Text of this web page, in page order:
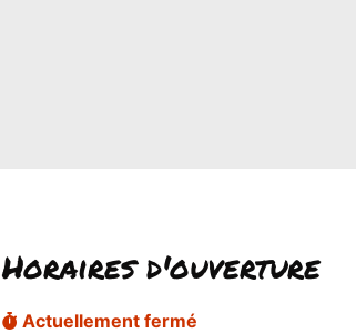
Horaires d'ouverture
Actuellement fermé